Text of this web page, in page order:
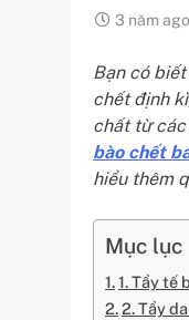
3 năm ago
Bạn có
chết định
chất từ các
bào chết
hiểu thêm
Mục lục
1. Tẩy tế
2. Tẩy